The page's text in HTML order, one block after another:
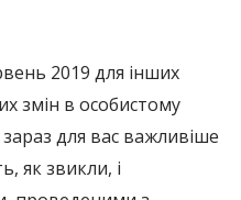
2019 для інших
змін в особистому
для вас важливіше
як звикли, і